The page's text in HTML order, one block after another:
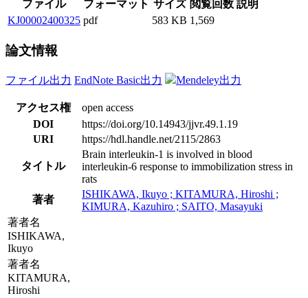
ファイル フォーマット サイズ 閲覧回数 説明
KJ00002400325 pdf 583 KB 1,569
論文情報
ファイル出力 EndNote Basic出力 Mendeley出力
アクセス権
open access
DOI
https://doi.org/10.14943/jjvr.49.1.19
URI
https://hdl.handle.net/2115/2863
タイトル
Brain interleukin-1 is involved in blood
interleukin-6 response to immobilization stress in
rats
著者
ISHIKAWA, Ikuyo ; KITAMURA, Hiroshi ;
KIMURA, Kazuhiro ; SAITO, Masayuki
著者名
ISHIKAWA,
Ikuyo
著者名
KITAMURA,
Hiroshi